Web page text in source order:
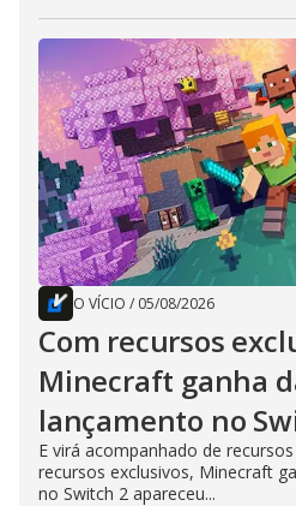
O VÍCIO / 05/08/2026
Com recursos
Minecraft ganha
lançamento no
E virá acompanhado de
recursos exclusivos, Minecraft
no Switch 2 apareceu...